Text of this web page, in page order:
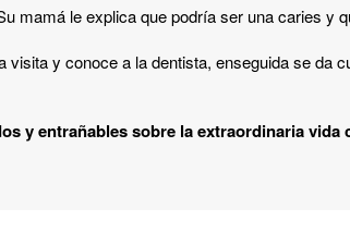
mamá le explica que podría ser una caries y
y conoce a la dentista, enseguida se da
y entrañables sobre la extraordinaria vida